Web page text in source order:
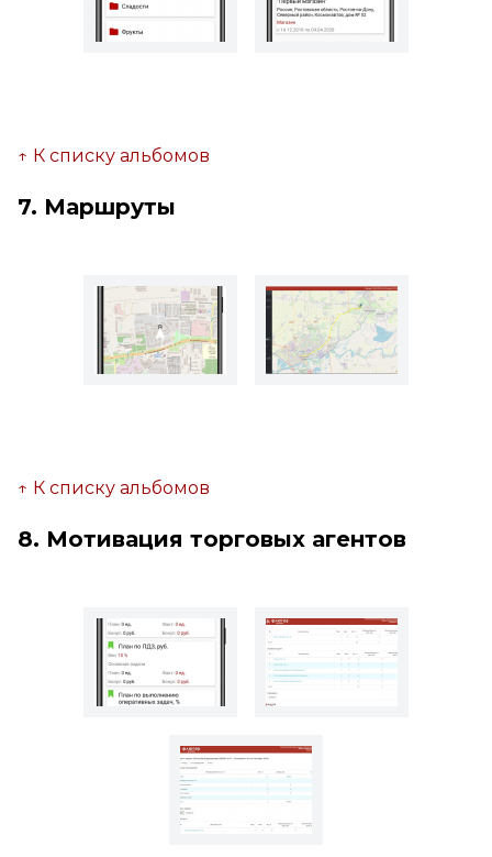
↑ К списку альбомов
7. Маршруты
↑ К списку альбомов
8. Мотивация торговых агентов